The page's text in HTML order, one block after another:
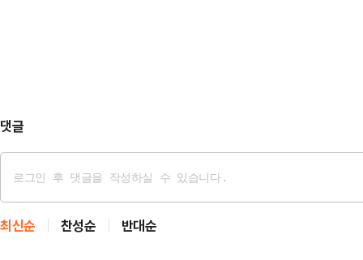
댓글
최신순 찬성순 반대순